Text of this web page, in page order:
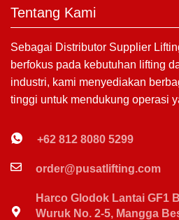
Tentang Kami
Sebagai Distributor Supplier
berfokus pada kebutuhan lifting
industri, kami menyediakan
tinggi untuk mendukung operasi
+62 812 8080 5299
order@pusatlifting.com
Harco Glodok Lantai GF1
Wuruk No. 2-5, Mangga